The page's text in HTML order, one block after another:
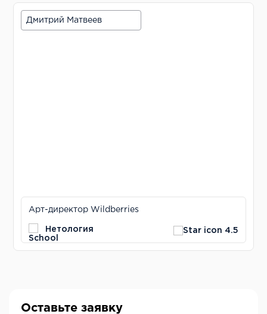
Дмитрий Матвеев
Арт-директор Wildberries
Нетология 4.5
Оставьте заявку